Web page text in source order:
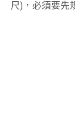
尺)，必須要先